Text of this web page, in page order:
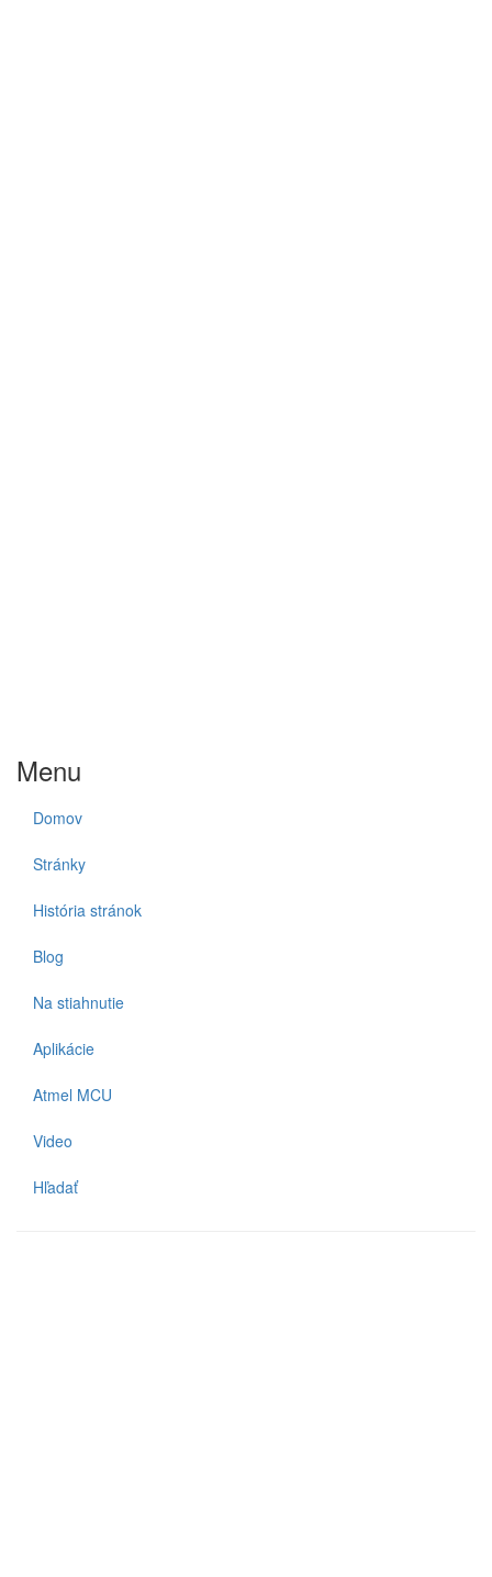
Menu
Domov
Stránky
História stránok
Blog
Na stiahnutie
Aplikácie
Atmel MCU
Video
Hľadať